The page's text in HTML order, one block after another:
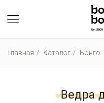
Главная Каталог
Ведра